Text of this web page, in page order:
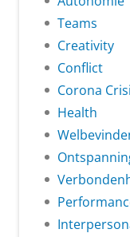
Teams
Creativity
Conflict
Corona
Health